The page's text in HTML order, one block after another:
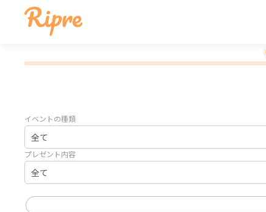
募集中のイベント
イベントの種類
プレゼント内容